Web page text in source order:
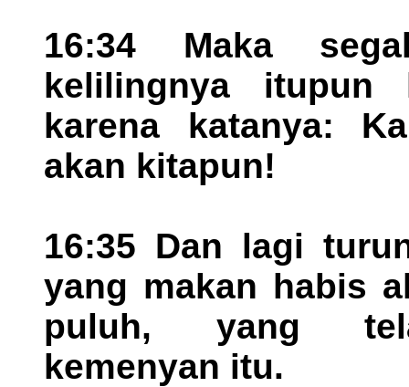
16:34 Maka
kelilingnya itupun
karena katanya:
akan kitapun!
16:35 Dan lagi
yang makan habis
puluh, yang
kemenyan itu.